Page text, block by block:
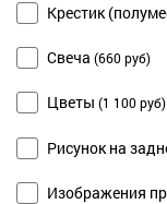
Крестик
Свеча (660 руб)
Цветы (1 100 руб)
Рисунок на
Изображения